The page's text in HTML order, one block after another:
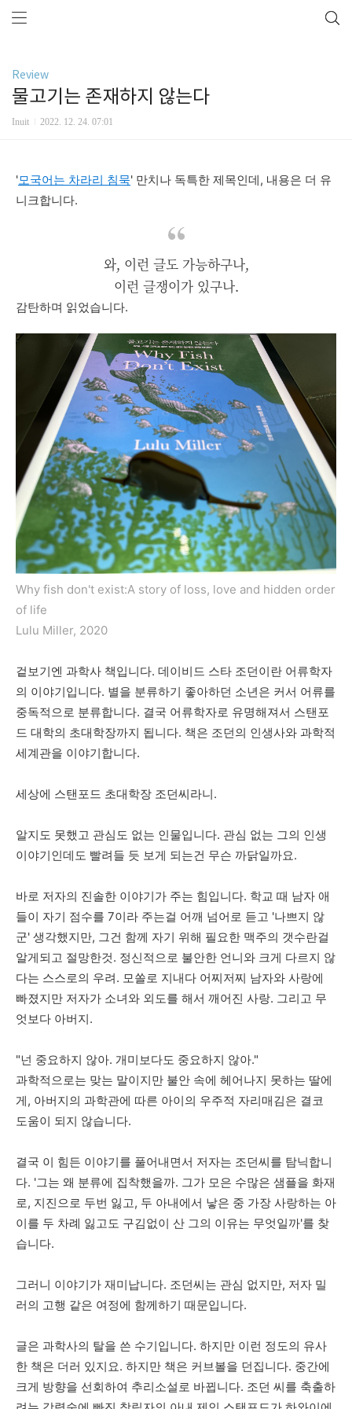
Review
물고기는 존재하지 않는다
Inuit 2022. 12. 24. 07:01
'모국어는 차라리 침묵' 만치나 독특한 제목인데, 내용은 더 유
니크합니다.
와, 이런 글도 가능하구나,
이런 글쟁이가 있구나.
감탄하며 읽었습니다.
Why fish don't exist:A story of loss, love and hidden order
of life
Lulu Miller, 2020
겉보기엔 과학사 책입니다. 데이비드 스타 조던이란 어류학자
의 이야기입니다. 별을 분류하기 좋아하던 소년은 커서 어류를
중독적으로 분류합니다. 결국 어류학자로 유명해져서 스탠포
드 대학의 초대학장까지 됩니다. 책은 조던의 인생사와 과학적
세계관을 이야기합니다.
세상에 스탠포드 초대학장 조던씨라니.
알지도 못했고 관심도 없는 인물입니다. 관심 없는 그의 인생
이야기인데도 빨려들 듯 보게 되는건 무슨 까닭일까요.
바로 저자의 진솔한 이야기가 주는 힘입니다. 학교 때 남자 애
들이 자기 점수를 7이라 주는걸 어깨 넘어로 듣고 '나쁘지 않
군' 생각했지만, 그건 함께 자기 위해 필요한 맥주의 갯수란걸
알게되고 절망한것. 정신적으로 불안한 언니와 크게 다르지 않
다는 스스로의 우려. 모쏠로 지내다 어찌저찌 남자와 사랑에
빠졌지만 저자가 소녀와 외도를 해서 깨어진 사랑. 그리고 무
엇보다 아버지.
"넌 중요하지 않아. 개미보다도 중요하지 않아."
과학적으로는 맞는 말이지만 불안 속에 헤어나지 못하는 딸에
게, 아버지의 과학관에 따른 아이의 우주적 자리매김은 결코
도움이 되지 않습니다.
결국 이 힘든 이야기를 풀어내면서 저자는 조던씨를 탐닉합니
다. '그는 왜 분류에 집착했을까. 그가 모은 수많은 샘플을 화재
로, 지진으로 두번 잃고, 두 아내에서 낳은 중 가장 사랑하는 아
이를 두 차례 잃고도 구김없이 산 그의 이유는 무엇일까'를 찾
습니다.
그러니 이야기가 재미납니다. 조던씨는 관심 없지만, 저자 밀
러의 고행 같은 여정에 함께하기 때문입니다.
글은 과학사의 탈을 쓴 수기입니다. 하지만 이런 정도의 유사
한 책은 더러 있지요. 하지만 책은 커브볼을 던집니다. 중간에
크게 방향을 선회하여 추리소설로 바뀝니다. 조던 씨를 축출하